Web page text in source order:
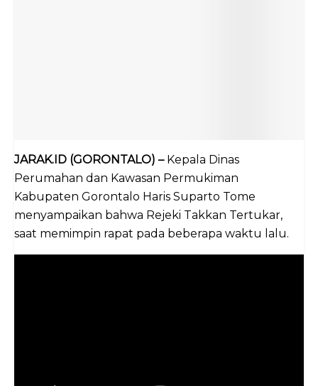
JARAK.ID (GORONTALO) –Kepala Dinas
Perumahan dan Kawasan Permukiman
Kabupaten Gorontalo Haris Suparto Tome
menyampaikan bahwa Rejeki Takkan Tertukar,
saat memimpin rapat pada beberapa waktu lalu.